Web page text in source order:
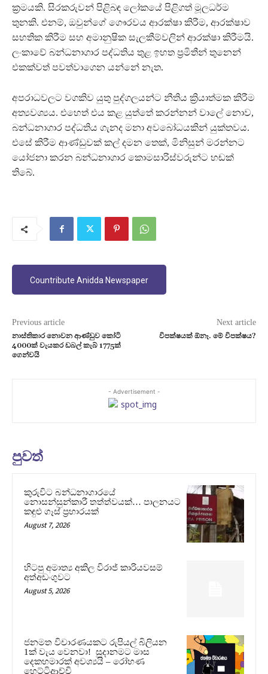
ක්‍රමයකි. සිරකරුවන් පිළිබඳ ලෝකයේ පිළිගත් මූලධර්ම
තුනකි. එනම්, ඔවුන්ගේ ගෞරවය ආරක්ෂා කිරීම, ආරක්ෂාව
සහතික කිරීම සහ අමානුෂික සැලකීම්වලින් ආරක්ෂා කිරීමයි.
ලංකාවේ බන්ධනාගාර පද්ධතිය තුළ ඉහත ප්‍රමිතීන් තුනෙන්
එකක්වත් පවත්වාගෙන යන්නේ නැත.
අපරාධවලට වගකිව යුතු පුද්ගලයන්ට නීතිය ක්‍රියාත්මක කිරීම
අත්‍යවශ්‍යය. එහෙත් එය කළ යුත්තේ කරන්නන් වාලේ නොව,
බන්ධනාගාර පද්ධතිය ගැනද මනා අවබෝධයකින් යුක්තවය.
එසේ කිරීම ආණ්ඩුවක් කල් දමන තෙක්, මිනිසුන් මරන්නට
යෝජනා කරන බන්ධනාගාර කොමසාරිස්වරුන්ට හඬක්
තිබේ.
Countribute Anidda Newspaper
Previous article
නාස්තිකාර නොවන ආණ්ඩුව කෝටි
4000ක් වැයකර ඩබල් කැබ් 1775ක්
ගෙන්වයි
Next article
විපක්ෂයක් ඕනෑ. මේ විපක්ෂය?
- Advertisement -
පුවත්
කුරුවිට බන්ධනාගාරයේ
නොසන්සුන්කාරී තත්ත්වයක්… පාලනයට
කඳුළු ගෑස් ප්‍රහාරයක්
August 7, 2026
හිටපු අමාත්‍ය අකිල විරාජ් කාරියවසම්
අත්අඩංගුවට
August 5, 2026
ජනමත විචාරණයකට රුපියල් බිලියන
1ක් වැය වෙනවා! සූදානමට මාස
දෙකහමාරක් අවශ්‍යයි – රෝහණ
හෙට්ටිආච්චි